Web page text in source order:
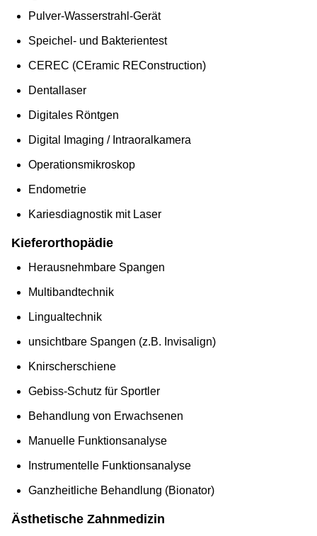
Pulver-Wasserstrahl-Gerät
Speichel- und Bakterientest
CEREC (CEramic REConstruction)
Dentallaser
Digitales Röntgen
Digital Imaging / Intraoralkamera
Operationsmikroskop
Endometrie
Kariesdiagnostik mit Laser
Kieferorthopädie
Herausnehmbare Spangen
Multibandtechnik
Lingualtechnik
unsichtbare Spangen (z.B. Invisalign)
Knirscherschiene
Gebiss-Schutz für Sportler
Behandlung von Erwachsenen
Manuelle Funktionsanalyse
Instrumentelle Funktionsanalyse
Ganzheitliche Behandlung (Bionator)
Ästhetische Zahnmedizin